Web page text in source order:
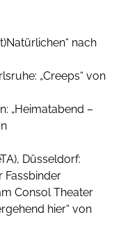
nach
„Creeps“ von
„Heimatabend –
Düsseldorf:
Fassbinder
Consol Theater
hier“ von